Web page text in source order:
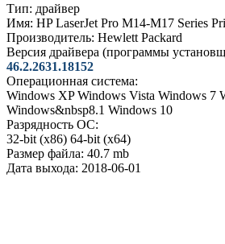
Тип: драйвер
Имя: HP LaserJet Pro M14-M17 Series
Производитель: Hewlett Packard
Версия драйвера (программы
46.2.2631.18152
Операционная система:
Windows XP Windows Vista Windows 7
Windows&nbsp8.1 Windows 10
Разрядность ОС:
32-bit (x86) 64-bit (x64)
Размер файла: 40.7 mb
Дата выхода: 2018-06-01